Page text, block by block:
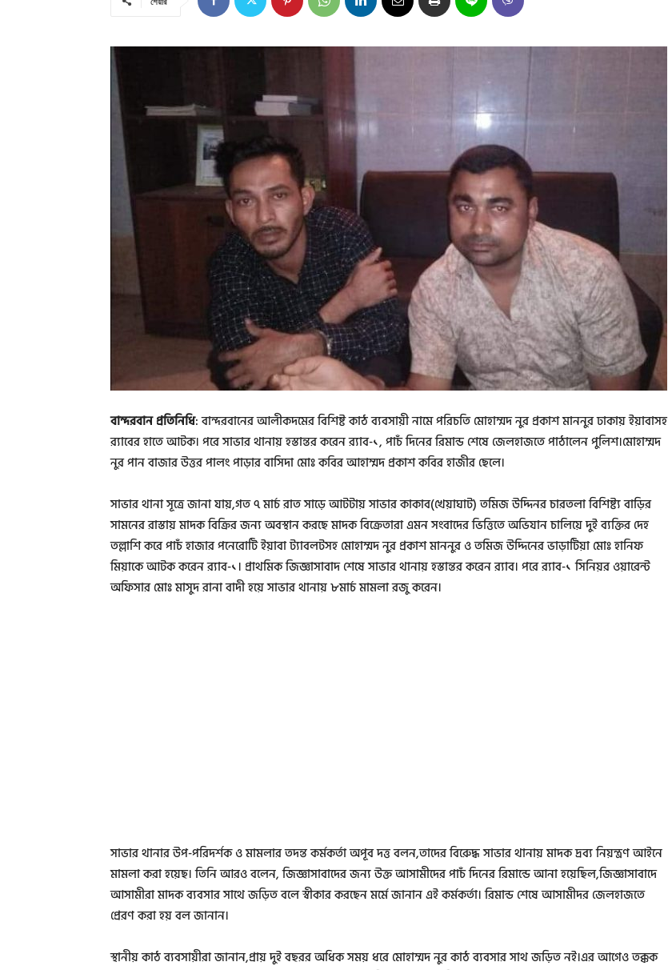
বান্দরবান প্রতিনিধি: বান্দরবানের আলীকদমের বিশিষ্ট কাঠ ব্যবসায়ী নামে পরিচতি মােহাম্মদ নুর প্রকাশ মাননুর ঢাকায় ইয়াবাসহ
র‌্যাবের হাতে আটক। পরে সাভার থানায় হস্তান্তর করেন র‌্যাব-১, পাচঁ দিনের রিমান্ড শেষে জেলহাজতে পাঠালেন পুলিশ।মােহাম্মদ
নুর পান বাজার উত্তর পালং পাড়ার বাসিদা মােঃ কবির আহাম্মদ প্রকাশ কবির হাজীর ছেলে।
সাভার থানা সূত্রে জানা যায়,গত ৭ মার্চ রাত সাড়ে আটটায় সাভার কাকাব(খেয়াঘাট) তমিজ উদ্দিনর চারতলা বিশিষ্ট্য বাড়ির
সামনের রাস্তায় মাদক বিক্রির জন্য অবস্থান করছে মাদক বিক্রেতারা এমন সংবাদের ভিত্তিতে অভিযান চালিয়ে দুই ব্যক্তির দেহ
তল্লাশি করে পাচঁ হাজার পনেরােটি ইয়াবা ট্যাবলটসহ মােহাম্মদ নুর প্রকাশ মাননুর ও তমিজ উদ্দিনের ভাড়াটিয়া মােঃ হানিফ
মিয়াকে আটক করেন র‌্যাব-১। প্রাথমিক জিজ্ঞাসাবাদ শেষে সাভার থানায় হস্তান্তর করেন র‌্যাব। পরে র‌্যাব-১ সিনিয়র ওয়ারেন্ট
অফিসার মােঃ মাসুদ রানা বাদী হয়ে সাভার থানায় ৮মার্চ মামলা রজু করেন।
সাভার থানার উপ-পরিদর্শক ও মামলার তদন্ত কর্মকর্তা অপূব দত্ত বলন,তাদের বিরুেদ্ধ সাভার থানায় মাদক দ্রব্য নিয়ন্ত্রণ আইনে
মামলা করা হয়েছ। তিনি আরও বলেন, জিজ্ঞাসাবাদের জন্য উক্ত আসামীদের পাচঁ দিনের রিমান্ডে আনা হয়েছিল,জিজ্ঞাসাবাদে
আসামীরা মাদক ব্যবসার সাথে জড়িত বলে স্বীকার করছেন মর্মে জানান এই কর্মকর্তা। রিমান্ড শেষে আসামীদর জেলহাজতে
প্রেরণ করা হয় বল জানান।
স্থানীয় কাঠ ব্যবসায়ীরা জানান,প্রায় দুই বছরর অধিক সময় ধরে মােহাম্মদ নুর কাঠ ব্যবসার সাথ জড়িত নই।এর আগেও তক্কক